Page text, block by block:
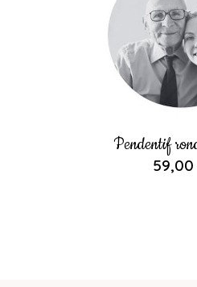
Pendentif